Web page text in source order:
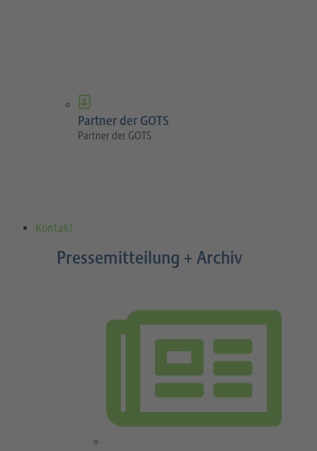
Partner der GOTS
Partner der GOTS
Kontakt
Pressemitteilung + Archiv